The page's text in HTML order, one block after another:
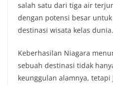
salah satu dari tiga air
dengan potensi besar
destinasi wisata kelas dunia.
Keberhasilan Niagara
sebuah destinasi tidak
keunggulan alamnya,